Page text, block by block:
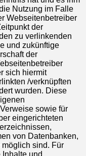
Nutzung im Falle
Webseitenbetreiber
der
zu verlinkenden
und zukünftige
der
sich hiermit
/verknüpften
wurden. Diese
sowie für
eingerichteten
von Datenbanken,
sind. Für
und